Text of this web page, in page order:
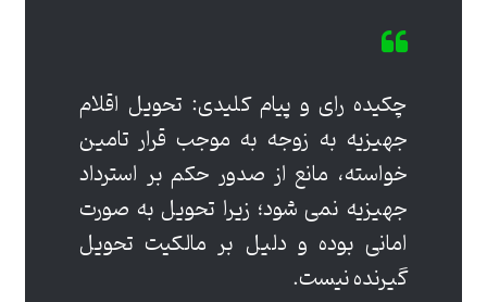
چکیده رای و پیام کلیدی: تحویل اقلام
جهیزیه به زوجه به موجب قرار تامین
خواسته، مانع از صدور حکم بر استرداد
جهیزیه نمی شود؛ زیرا تحویل به صورت
امانی بوده و دلیل بر مالکیت تحویل
گیرنده نیست.